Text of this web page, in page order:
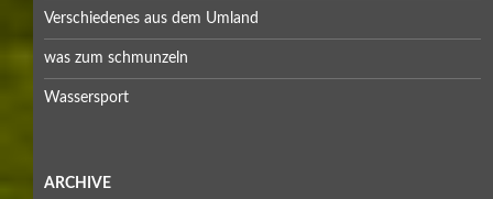
Verschiedenes aus dem Umland
was zum schmunzeln
Wassersport
ARCHIVE